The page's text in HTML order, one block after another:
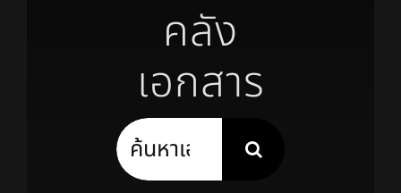
เกี่ยวกับมหาวิทยาลัยคลัง
เอกสาร
Search
for: